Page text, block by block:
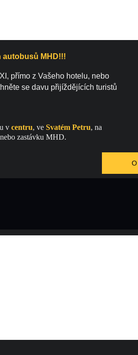
autobusů MHD!!!
přímo z Vašeho hotelu, nebo
se davu přijíždějících turistů
v centru, ve Svatém Petru, na
zastávku MHD.